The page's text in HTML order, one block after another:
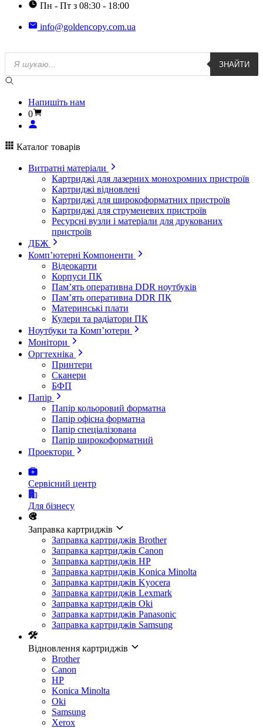
Пн - Пт з 08:30 - 18:00
info@goldencopy.com.ua
Пошук
товарів
ЗНАЙТИ
Напишіть нам
0
Каталог товарів
Витратні матеріали
Картриджі для лазерних монохромних пристроїв
Картриджі відновлені
Картриджі для широкоформатних пристроїв
Картриджі для струменевих пристроїв
Ресурсні вузли і матеріали для друкованих
пристроїв
ДБЖ
Комп’ютерні Компоненти
Відеокарти
Корпуси ПК
Пам’ять оперативна DDR ноутбуків
Пам’ять оперативна DDR ПК
Материнські плати
Кулери та радіатори ПК
Ноутбуки та Комп’ютери
Монітори
Оргтехніка
Принтери
Сканери
БФП
Папір
Папір кольоровий форматна
Папір офісна форматна
Папір спеціалізована
Папір широкоформатний
Проектори
Сервісний центр
Для бізнесу
Заправка картриджів
Заправка картриджів Brother
Заправка картриджів Canon
Заправка картриджів HP
Заправка картриджів Konica Minolta
Заправка картриджів Kyocera
Заправка картриджів Lexmark
Заправка картриджів Oki
Заправка картриджів Panasonic
Заправка картриджів Samsung
Відновлення картриджів
Brother
Canon
HP
Konica Minolta
Oki
Samsung
Xerox